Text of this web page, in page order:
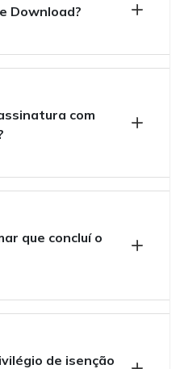
Download?
com
que concluí o
de isenção